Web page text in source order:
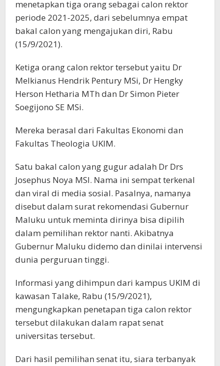
menetapkan tiga orang sebagai calon rektor
periode 2021-2025, dari sebelumnya empat
bakal calon yang mengajukan diri, Rabu
(15/9/2021).
Ketiga orang calon rektor tersebut yaitu Dr
Melkianus Hendrik Pentury MSi, Dr Hengky
Herson Hetharia MTh dan Dr Simon Pieter
Soegijono SE MSi.
Mereka berasal dari Fakultas Ekonomi dan
Fakultas Theologia UKIM.
Satu bakal calon yang gugur adalah Dr Drs
Josephus Noya MSI. Nama ini sempat terkenal
dan viral di media sosial. Pasalnya, namanya
disebut dalam surat rekomendasi Gubernur
Maluku untuk meminta dirinya bisa dipilih
dalam pemilihan rektor nanti. Akibatnya
Gubernur Maluku didemo dan dinilai intervensi
dunia perguruan tinggi.
Informasi yang dihimpun dari kampus UKIM di
kawasan Talake, Rabu (15/9/2021),
mengungkapkan penetapan tiga calon rektor
tersebut dilakukan dalam rapat senat
universitas tersebut.
Dari hasil pemilihan senat itu, siara terbanyak